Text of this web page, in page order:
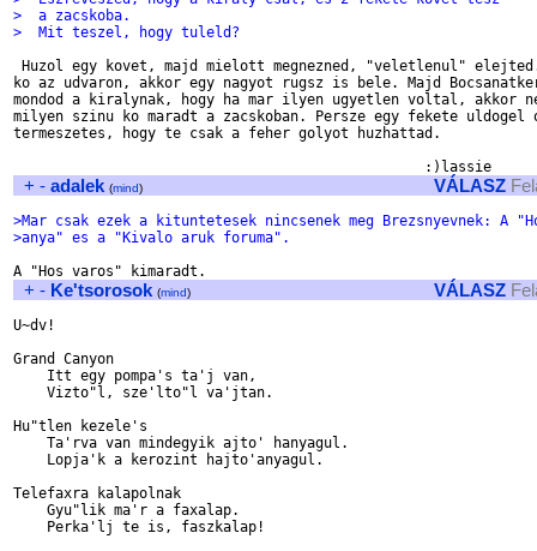
>  a zacskoba.
>  Mit teszel, hogy tuleld?
Huzol egy kovet, majd mielott megnezned, "veletlenul"
ko az udvaron, akkor egy nagyot rugsz is bele. Majd
mondod a kiralynak, hogy ha mar ilyen ugyetlen voltal, akkor
milyen szinu ko maradt a zacskoban. Persze egy fekete
termeszetes, hogy te csak a feher golyot huzhattad.
+ - adalek (mind) VÁLASZ
>Mar csak ezek a kituntetesek nincsenek meg Brezsnyevnek: A
>anya" es a "Kivalo aruk foruma".
+ - Ke'tsorosok (mind) VÁLASZ
U~dv!
Grand Canyon
    Itt egy pompa's ta'j van,
    Vizto"l, sze'lto"l va'jtan.
Hu"tlen kezele's
    Ta'rva van mindegyik ajto' hanyagul.
    Lopja'k a kerozint hajto'anyagul.
Telefaxra kalapolnak
    Gyu"lik ma'r a faxalap.
    Perka'lj te is, faszkalap!